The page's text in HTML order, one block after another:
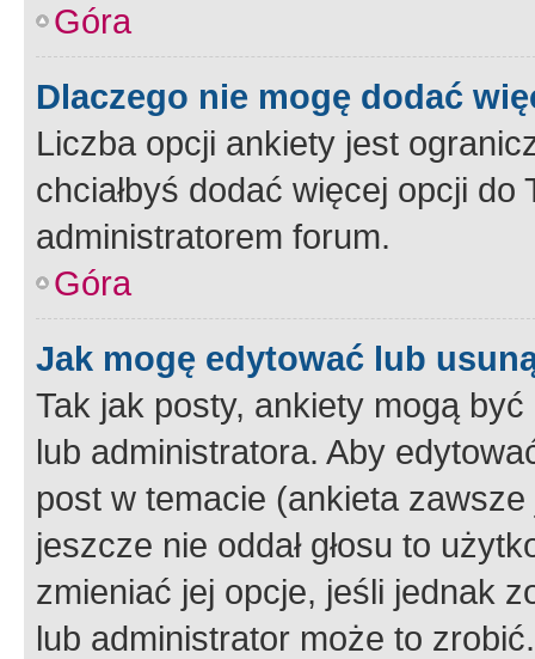
Góra
Dlaczego nie mogę dodać
Liczba opcji ankiety jest
chciałbyś dodać więcej opcji
administratorem forum.
Góra
Jak mogę edytować lub
Tak jak posty, ankiety mogą
lub administratora. Aby
post w temacie (ankieta
jeszcze nie oddał głosu to
zmieniać jej opcje, jeśli jednak
lub administrator może to